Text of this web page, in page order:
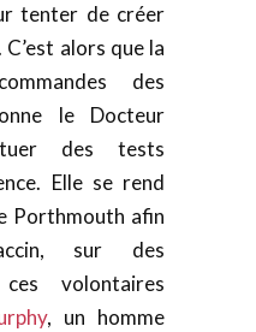
tenter de créer
alors que la
des
le Docteur
des tests
Elle se rend
Porthmouth afin
sur des
volontaires
, un homme